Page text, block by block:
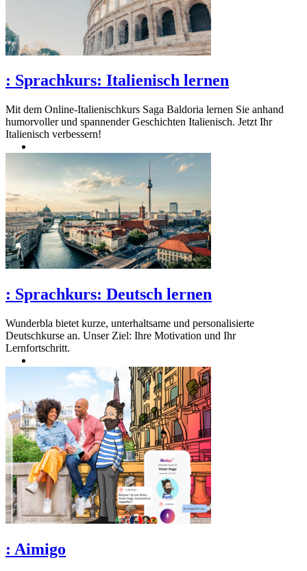
: Sprachkurs: Italienisch lernen
Mit dem Online-Italienischkurs Saga Baldoria lernen Sie anhand
humorvoller und spannender Geschichten Italienisch. Jetzt Ihr
Italienisch verbessern!
: Sprachkurs: Deutsch lernen
Wunderbla bietet kurze, unterhaltsame und personalisierte
Deutschkurse an. Unser Ziel: Ihre Motivation und Ihr
Lernfortschritt.
: Aimigo